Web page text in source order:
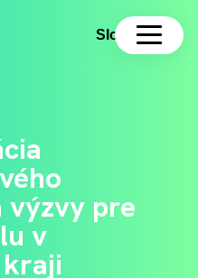
Slovenčina
výzvy pre
v